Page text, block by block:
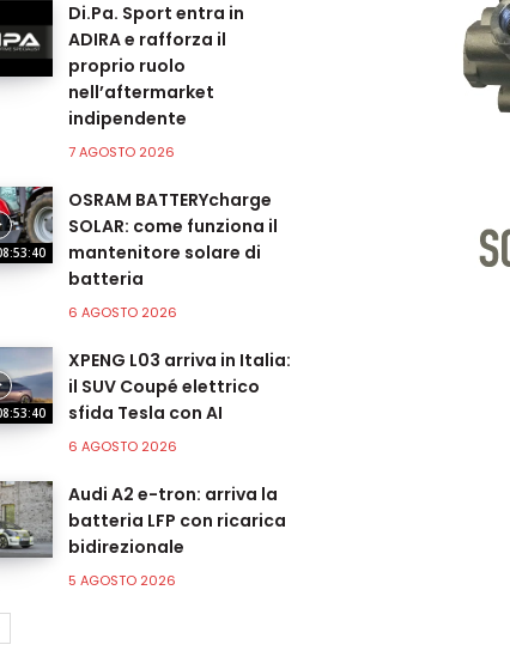
Di.Pa. Sport entra in
ADIRA e rafforza il
proprio ruolo
nell’aftermarket
indipendente
7 AGOSTO 2026
OSRAM BATTERYcharge
SOLAR: come funziona il
mantenitore solare di
batteria
6 AGOSTO 2026
XPENG L03 arriva in Italia:
il SUV Coupé elettrico
sfida Tesla con AI
6 AGOSTO 2026
Audi A2 e-tron: arriva la
batteria LFP con ricarica
bidirezionale
5 AGOSTO 2026